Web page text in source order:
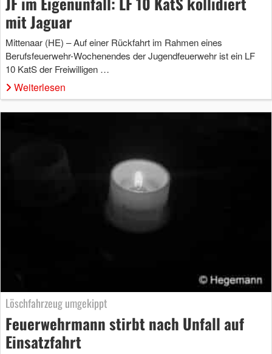
mit Jaguar
Mittenaar (HE) – Auf einer Rückfahrt im Rahmen eines
Berufsfeuerwehr-Wochenendes der Jugendfeuerwehr ist ein LF
10 KatS der Freiwilligen …
Weiterlesen
Löschfahrzeug umgekippt
Feuerwehrmann stirbt nach Unfall auf
Einsatzfahrt